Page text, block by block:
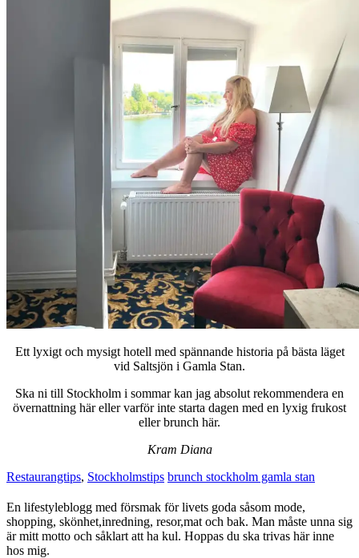
Ett lyxigt och mysigt hotell med spännande historia på bästa läget
vid Saltsjön i Gamla Stan.
Ska ni till Stockholm i sommar kan jag absolut rekommendera en
övernattning här eller varför inte starta dagen med en lyxig frukost
eller brunch här.
Kram Diana
Restaurangtips, Stockholmstips brunch stockholm gamla stan
En lifestyleblogg med försmak för livets goda såsom mode,
shopping, skönhet,inredning, resor,mat och bak. Man måste unna sig
är mitt motto och såklart att ha kul. Hoppas du ska trivas här inne
hos mig.